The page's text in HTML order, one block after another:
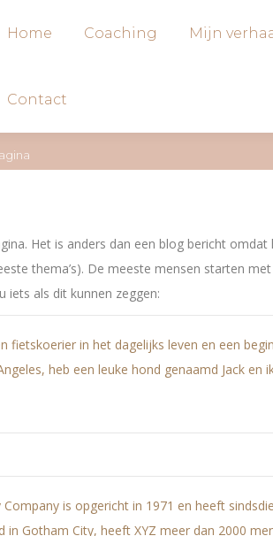
Home Coaching Mijn
Contact
Het is anders dan een blog bericht
thema’s). De meeste mensen starten
iets als dit kunnen zeggen:
fietskoerier in het dagelijks leven en een
heb een leuke hond genaamd Jack en
Company is opgericht in 1971 en heeft
in Gotham City, heeft XYZ meer dan 2000